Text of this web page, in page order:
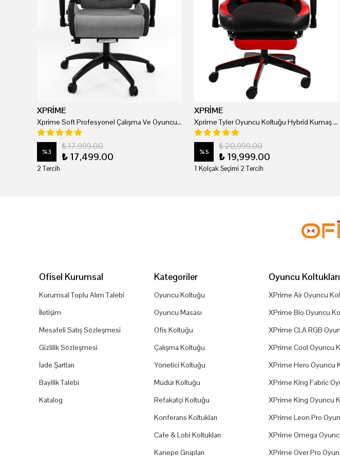
XPRİME
Xprime Soft Profesyonel Çalışma Ve Oyuncu Koltuğu
%3
₺ 17,999.00
₺ 17,499.00
2 Tercih
XPRİME
Xprime Tyler Oyuncu Koltuğu Hybrid Kumaş Kırmızı
%5
₺ 20,999.00
₺ 19,999.00
1 Kolçak Seçimi 2 Tercih
Ofisel Kurumsal
Kurumsal Toplu Alım Talebi
İletişim
Mesafeli Satış Sözleşmesi
Gizlilik Sözleşmesi
İade Şartları
Bayilik Talebi
Katalog
Kategoriler
Oyuncu Koltuğu
Oyuncu Masası
Ofis Koltuğu
Çalışma Koltuğu
Yönetici Koltuğu
Müdür Koltuğu
Refakatçi Koltuğu
Konferans Koltukları
Cafe & Lobi Koltukları
Kanepe Grupları
Oyuncu Koltukları
XPrime Air Oyuncu
XPrime Bio Oyuncu
XPrime CLA RGB
XPrime Cool Oyuncu
XPrime Hero Oyuncu
XPrime King Fabric
XPrime King Oyuncu
XPrime Leon Pro
XPrime Omega
XPrime Over Pro